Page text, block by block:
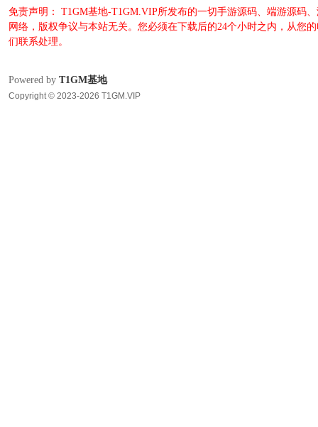
免责声明： T1GM基地-T1GM.VIP所发布的一切手游源码、端游源码
网络，版权争议与本站无关。您必须在下载后的24个小时之内，从您
们联系处理。
Powered by T1GM基地
Copyright © 2023-2026 T1GM.VIP